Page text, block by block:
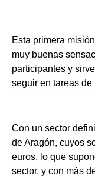
Esta primera
muy buenas
participantes y
seguir en tareas
Con un sector
de Aragón, cuyos
euros, lo que
sector, y con más